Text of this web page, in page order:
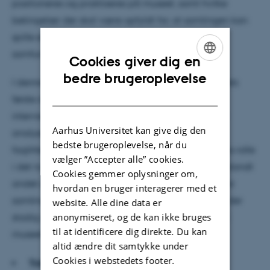
spille en aktiv og relevant rolle i både museet og
I denne præsentation sætter hun fokus på projektets
analyser af lovmateriale, museumsstrategier og
faglitteratur præsenterer hun indsigter i samlingens rolle
i det nutidige kulturhistoriske museum. Hun rejser blandt
andet spørgsmål om, hvilke aktører der arbejder for
samlingens aktive anvendelse, og hvilke barrierer der
stadig udfordrer dens centrale faglige betydning i
Tidspunkt:12. november 11.30-13.30
ENGLISH
Cookies giver dig en
bedre brugeroplevelse
Aarhus Universitet kan give dig den
bedste brugeroplevelse, når du
vælger ”Accepter alle” cookies.
Cookies gemmer oplysninger om,
hvordan en bruger interagerer med et
website. Alle dine data er
anonymiseret, og de kan ikke bruges
til at identificere dig direkte. Du kan
altid ændre dit samtykke under
Cookies i webstedets footer.